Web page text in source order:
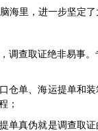
海里，进一步坚定
调查取证绝非易事
仓单、海运提单和
；
单真伪就是调查取